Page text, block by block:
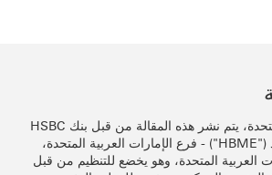
في الإمارات العربية المتحدة، يتم نشر هذه المقالة من قبل بنك HSBC
الشرق الأوسط المحدود ("HBME") - فرع الإمارات العربية المتحدة،
العربية المتحدة، وهو يخضع للتنظيم من قبل